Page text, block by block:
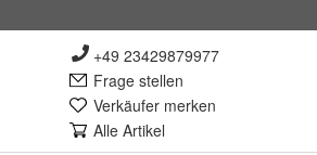
+49 23429879977
Frage stellen
Verkäufer merken
Alle Artikel